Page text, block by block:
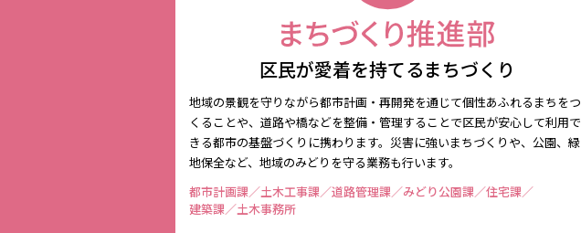
区民が愛着を持てるまちづくり
地域の景観を守りながら都市計画・再開発を通じて個性あふれるまちをつ
くることや、道路や橋などを整備・管理することで区民が安心して利用で
きる都市の基盤づくりに携わります。災害に強いまちづくりや、公園、緑
地保全など、地域のみどりを守る業務も行います。
都市計画課／土木工事課／道路管理課／みどり公園課／住宅課／
建築課／土木事務所